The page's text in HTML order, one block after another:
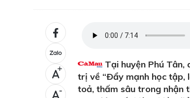
+
-
Tại huyện Phú
trị về “Ðẩy mạnh học tập,
toả, thấm sâu trong nhận